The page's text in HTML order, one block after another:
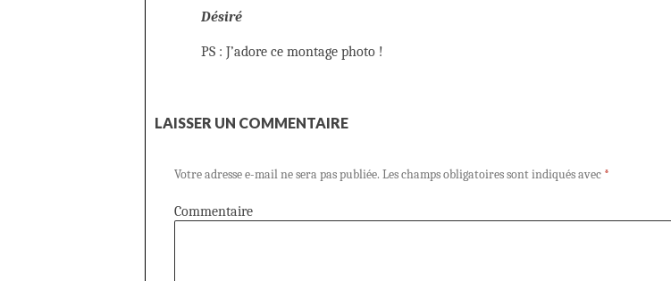
Désiré
PS : J’adore ce montage photo !
LAISSER UN COMMENTAIRE
Votre adresse e-mail ne sera pas publiée. Les champs obligatoires sont indiqués avec *
Commentaire